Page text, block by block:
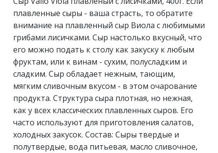
плавленные сыры - ваша страсть, то обратите
внимание на плавленный сыр Виола с любимыми
грибами лисичками. Сыр настолько вкусный, что
его можно подать к столу как закуску к любым
фруктам, или к винам - сухим, полусладким и
сладким. Сыр обладает нежным, тающим,
мягким сливочным вкусом - в этом очарование
продукта. Структура сыра плотная, но нежная,
как у всех классических плавленных сыров. Его
часто используют для приготовления салатов,
холодных закусок. Состав: Сыры твердые и
полутвердые, вода питьевая, масло сливочное,